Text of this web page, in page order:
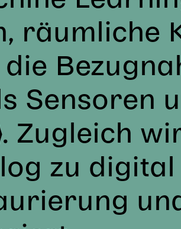
räumliche
Sensoren
Zugleich
zu